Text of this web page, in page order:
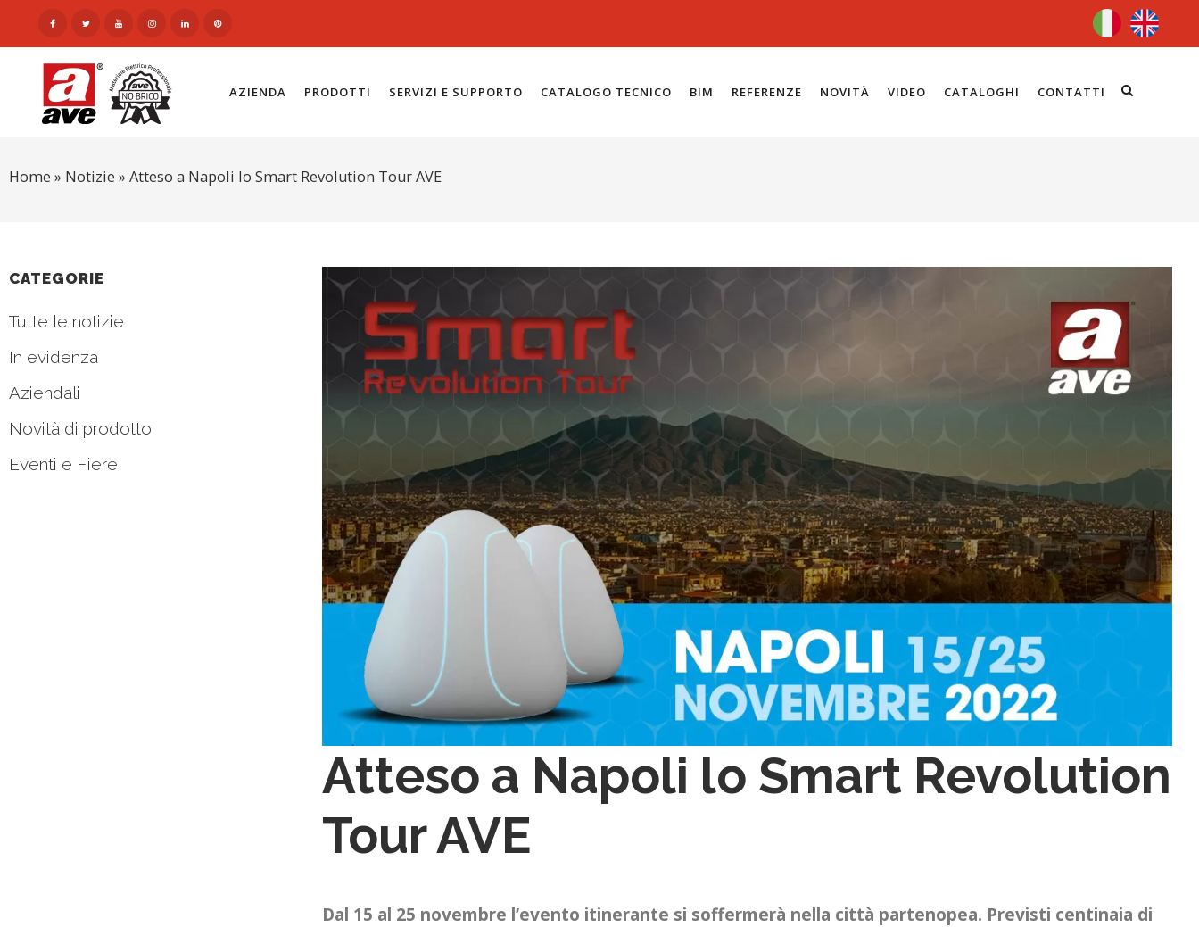
AZIENDA PRODOTTI SERVIZI E SUPPORTO CATALOGO TECNICO BIM REFERENZE NOVITÀ VIDEO CATALOGHI CONTATTI
Home » Notizie » Atteso a Napoli lo Smart Revolution Tour AVE
CATEGORIE
Tutte le notizie
In evidenza
Aziendali
Novità di prodotto
Eventi e Fiere
Atteso a Napoli lo Smart Revolution
Tour AVE
Dal 15 al 25 novembre l’evento itinerante si soffermerà nella città partenopea. Previsti centinaia di